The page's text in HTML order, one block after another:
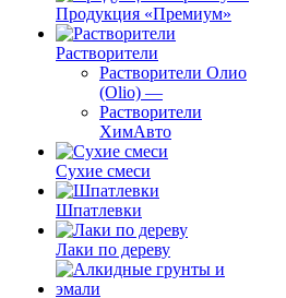
Продукция «Премиум»
Растворители
Растворители Олио
(Olio) —
Растворители
ХимАвто
Сухие смеси
Шпатлевки
Лаки по дереву